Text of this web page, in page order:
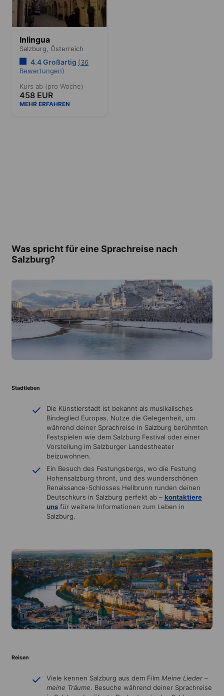
Inlingua
Salzburg, Österreich
4.4 Großartig (36
Bewertungen)
Kurs ab (pro Woche)
458 EUR
MEHR ERFAHREN
Was spricht für eine Sprachreise nach
Salzburg?
Stadtleben
Die Künstlerstadt ist bekannt als musikalisches
Bindeglied Europas. Nutze die Gelegenheit, um
während deiner Sprachreise in Salzburg berühmten
Festspielen wie dem Salzburg Festival oder einer
Vorstellung im Salzburger Landestheater
beizuwohnen.
Ein Besuch des Festungsbergs, wo die Festung
Hohensalzburg thront, und des wunderschönen
Renaissance-Schlosses Hellbrunn runden deinen
Deutschkurs in Salzburg perfekt ab – kontaktiere
uns für weitere Informationen zum Leben in
Salzburg.
Reisen
Viele kennen Salzburg aus dem Film Meine Lieder –
meine Träume. Besuche während deiner Sprachreise